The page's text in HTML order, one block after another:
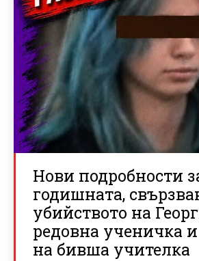
Нови подробности
годишната,
убийството на
редовна ученичка
на бивша учителка